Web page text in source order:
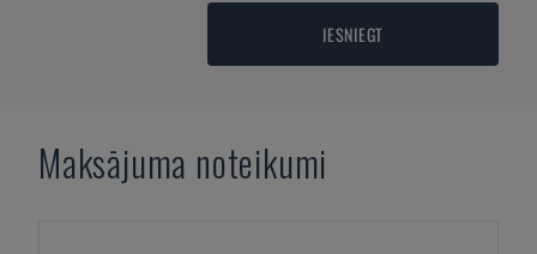
IESNIEGT
Maksājuma noteikumi